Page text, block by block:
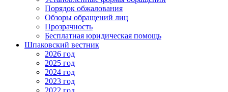
Порядок обжалования
Обзоры обращений лиц
Прозрачность
Бесплатная юридическая помощь
Шпаковский вестник
2026 год
2025 год
2024 год
2023 год